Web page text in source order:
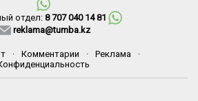
отдел: 8 707 040 14 81
reklama@tumba.kz
· Комментарии · Реклама
·